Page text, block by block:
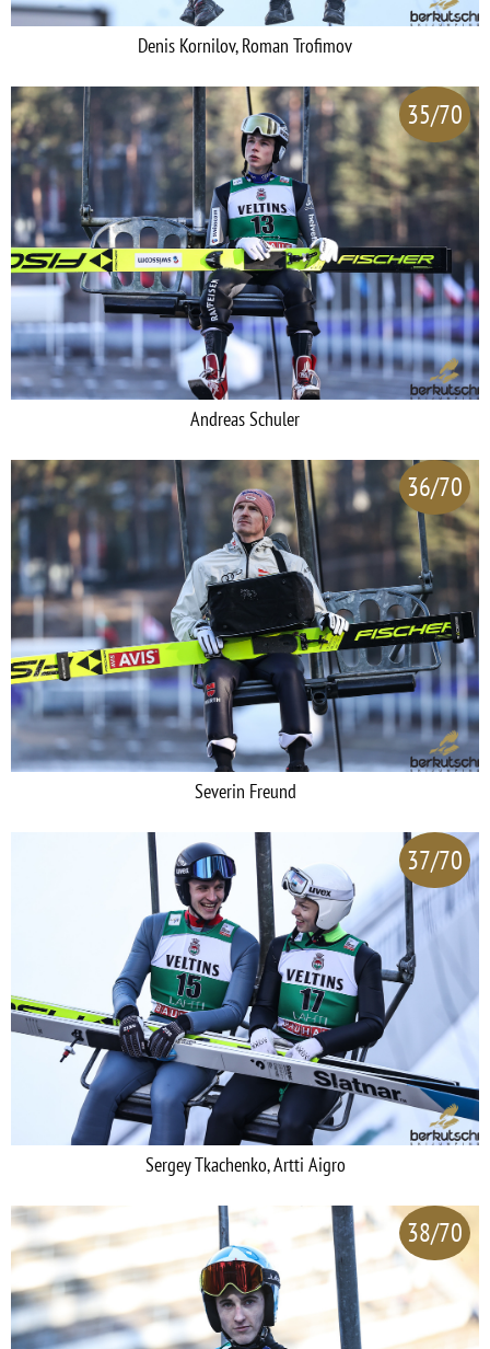
Denis Kornilov, Roman Trofimov
35/70
Andreas Schuler
36/70
Severin Freund
37/70
Sergey Tkachenko, Artti Aigro
38/70